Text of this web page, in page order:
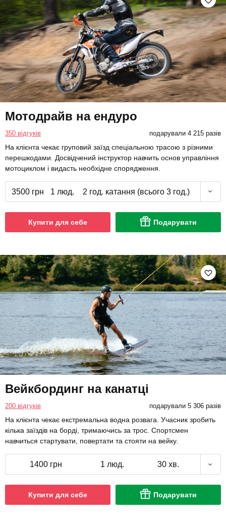
Мотодрайв на ендуро
350 відгуків подарували 4 215 разів
На клієнта чекає груповий заїзд спеціальною трасою з різними
перешкодами. Досвідчений інструктор навчить основ управління
мотоциклом і видасть необхідне спорядження.
3500 грн 1 люд. 2 год. катання (всього 3 год.)
Купити для себе Подарувати
Вейкбординг на канатці
200 відгуків подарували 5 306 разів
На клієнта чекає екстремальна водна розвага. Учасник зробить
кілька заїздів на борді, тримаючись за трос. Спортсмен
навчиться стартувати, повертати та стояти на вейку.
1400 грн 1 люд. 30 хв.
Купити для себе Подарувати